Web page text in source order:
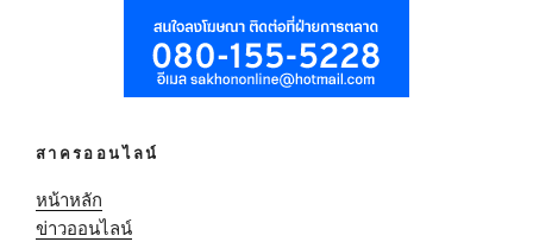
สาครออนไลน์
หน้าหลัก
ข่าวออนไลน์